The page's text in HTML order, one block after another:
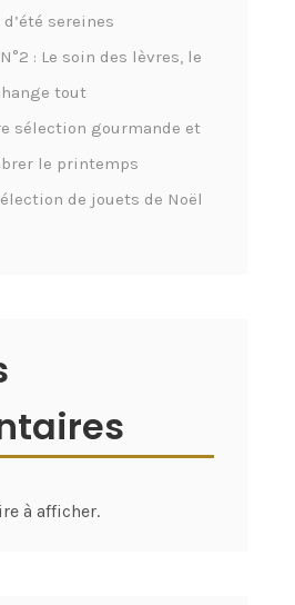
sereines
: Le soin des lèvres, le
tout
sélection gourmande et
le printemps
de jouets de Noël
à afficher.